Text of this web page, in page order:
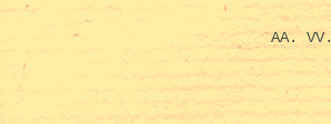
AA. VV.